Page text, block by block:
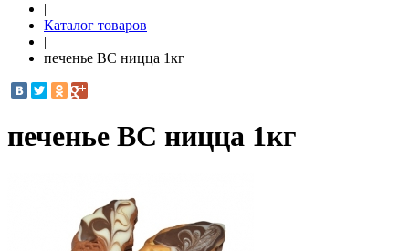
|
Каталог товаров
|
печенье ВС ницца 1кг
печенье ВС ницца 1кг